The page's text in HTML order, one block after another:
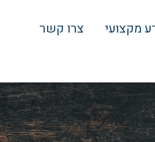
מקצועי צרו קשר